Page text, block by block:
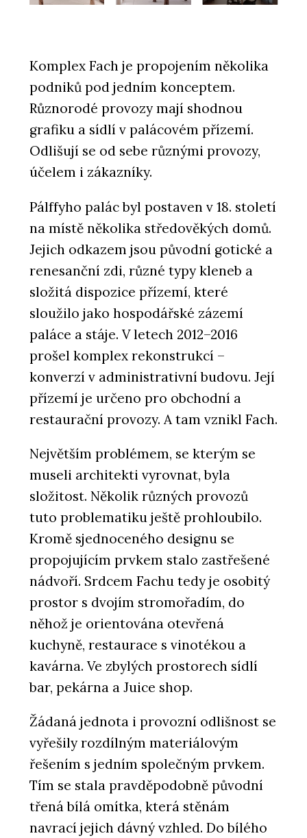
Komplex Fach je propojením několika
podniků pod jedním konceptem.
Různorodé provozy mají shodnou
grafiku a sídlí v palácovém přízemí.
Odlišují se od sebe různými provozy,
účelem i zákazníky.
Pálffyho palác byl postaven v 18. století
na místě několika středověkých domů.
Jejich odkazem jsou původní gotické a
renesanční zdi, různé typy kleneb a
složitá dispozice přízemí, které
sloužilo jako hospodářské zázemí
paláce a stáje. V letech 2012–2016
prošel komplex rekonstrukcí –
konverzí v administrativní budovu. Její
přízemí je určeno pro obchodní a
restaurační provozy. A tam vznikl Fach.
Největším problémem, se kterým se
museli architekti vyrovnat, byla
složitost. Několik různých provozů
tuto problematiku ještě prohloubilo.
Kromě sjednoceného designu se
propojujícím prvkem stalo zastřešené
nádvoří. Srdcem Fachu tedy je osobitý
prostor s dvojím stromořadím, do
něhož je orientována otevřená
kuchyně, restaurace s vinotékou a
kavárna. Ve zbylých prostorech sídlí
bar, pekárna a Juice shop.
Žádaná jednota i provozní odlišnost se
vyřešily rozdílným materiálovým
řešením s jedním společným prvkem.
Tím se stala pravděpodobně původní
třená bílá omítka, která stěnám
navrací jejich dávný vzhled. Do bílého